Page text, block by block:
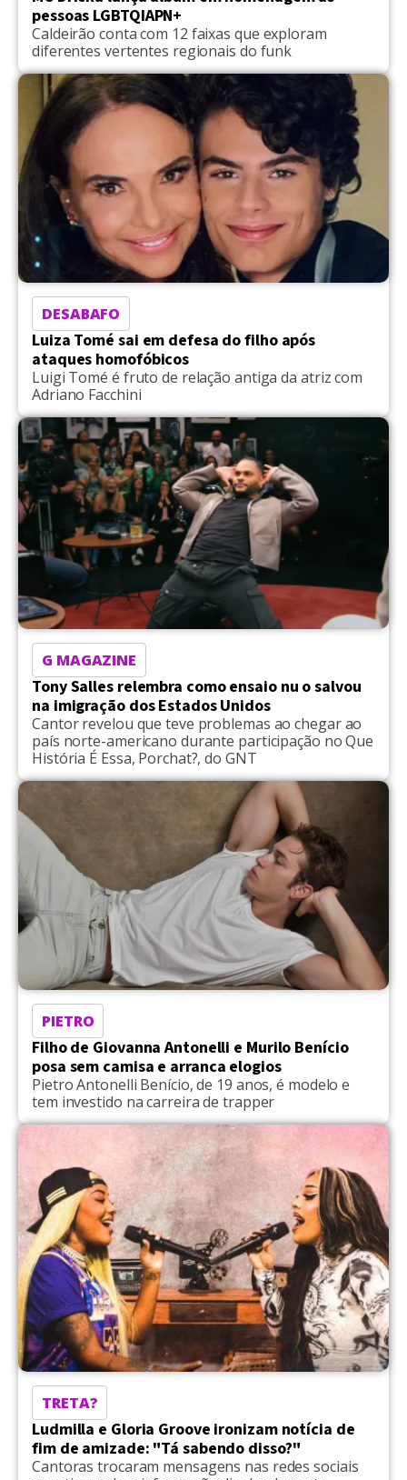
pessoas LGBTQIAPN+
Caldeirão conta com 12 faixas que exploram
diferentes vertentes regionais do funk
DESABAFO
Luiza Tomé sai em defesa do filho após
ataques homofóbicos
Luigi Tomé é fruto de relação antiga da atriz com
Adriano Facchini
G MAGAZINE
Tony Salles relembra como ensaio nu o salvou
na imigração dos Estados Unidos
Cantor revelou que teve problemas ao chegar ao
país norte-americano durante participação no Que
História É Essa, Porchat?, do GNT
PIETRO
Filho de Giovanna Antonelli e Murilo Benício
posa sem camisa e arranca elogios
Pietro Antonelli Benício, de 19 anos, é modelo e
tem investido na carreira de trapper
TRETA?
Ludmilla e Gloria Groove ironizam notícia de
fim de amizade: "Tá sabendo disso?"
Cantoras trocaram mensagens nas redes sociais